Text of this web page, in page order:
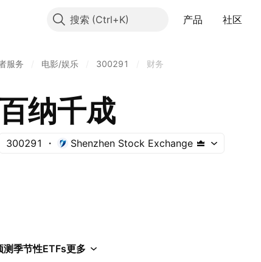
搜索 产品 社区
服务 电影/娱乐 300291 财务
纳千成
300291 Shenzhen Stock Exchange
测季节性ETFs更多